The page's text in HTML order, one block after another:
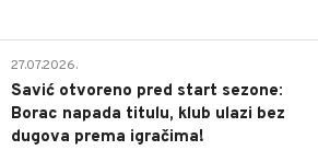
27.07.2026.
Savić otvoreno pred start sezone:
Borac napada titulu, klub ulazi bez
dugova prema igračima!